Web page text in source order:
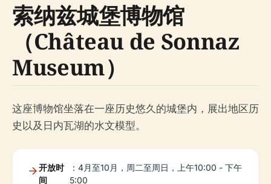
索纳兹城堡博物馆
（Château de Sonnaz
Museum）
这座博物馆坐落在一座历史悠久的城堡内，展出地区历
史以及日内瓦湖的水文模型。
开放时
间
：4月至10月，周二至周日，上午10:00 - 下午
5:00